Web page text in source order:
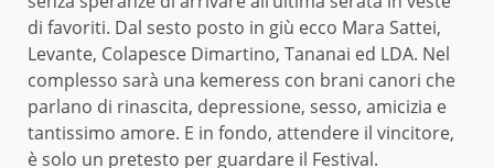
di favoriti. Dal sesto posto in giù ecco Mara Sattei,
Levante, Colapesce Dimartino, Tananai ed LDA. Nel
complesso sarà una kemeress con brani canori che
parlano di rinascita, depressione, sesso, amicizia e
tantissimo amore. E in fondo, attendere il vincitore,
è solo un pretesto per guardare il Festival.